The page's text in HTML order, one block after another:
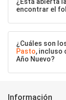
encontrar el
¿Cuáles son
Pasto, incluso
Año Nuevo?
Información